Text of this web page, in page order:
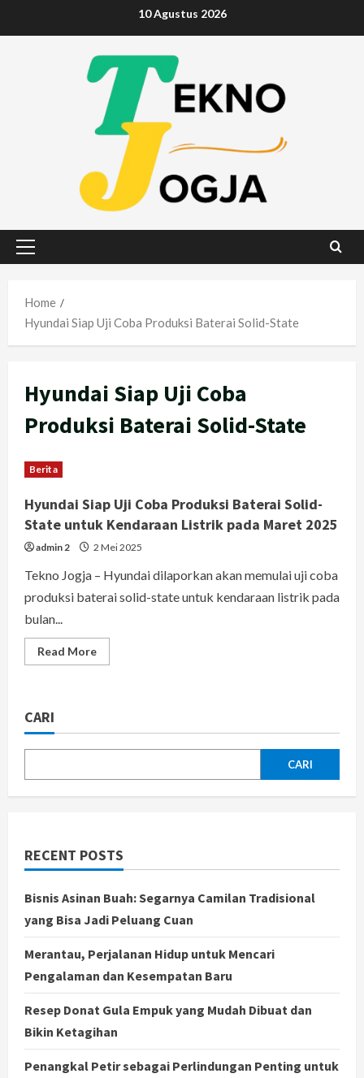
to
10 Agustus 2026
Primary
Home
Hyundai Siap Uji Coba Produksi Baterai Solid-State
Hyundai Siap Uji Coba
Produksi Baterai Solid-State
Berita
Hyundai Siap Uji Coba Produksi Baterai Solid-
State untuk Kendaraan Listrik pada Maret 2025
admin 2 2 Mei 2025
Tekno Jogja – Hyundai dilaporkan akan memulai uji coba
produksi baterai solid-state untuk kendaraan listrik pada
bulan...
Read MoreRead
more
Produksi
Solid-
Listrik
CARI
CARI
RECENT POSTS
Bisnis Asinan Buah: Segarnya Camilan Tradisional
yang Bisa Jadi Peluang Cuan
Merantau, Perjalanan Hidup untuk Mencari
Pengalaman dan Kesempatan Baru
Resep Donat Gula Empuk yang Mudah Dibuat dan
Bikin Ketagihan
Penangkal Petir sebagai Perlindungan Penting untuk